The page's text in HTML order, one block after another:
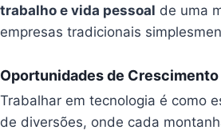
trabalho e vida pessoal de uma
empresas tradicionais
Oportunidades de Crescimento
Trabalhar em tecnologia é como
de diversões, onde cada